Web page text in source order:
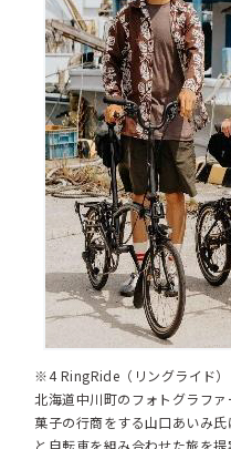
※4 RingRide（リングライド）
北海道中川町のフォトグラフ
菓子の行商をする山口あいみ
と自転車を組み合わせた旅を